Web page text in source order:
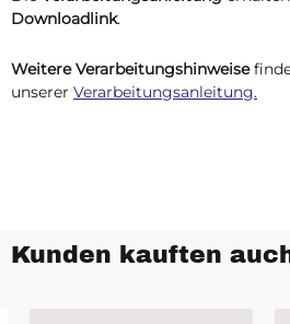
Downloadlink.
Weitere Verarbeitungshinweise
unserer Verarbeitungsanleitung.
Kunden kauften